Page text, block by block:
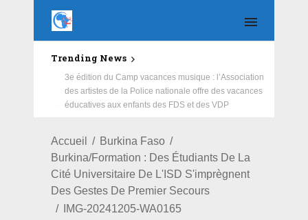
Trending News
Education : la fédération de la Russie rénove les
écoles primaire et collège du Camp Général
Aboubacar Sangoulé Lamizana
Accueil
Burkina Faso
Burkina/Formation : Des Étudiants De La
Cité Universitaire De L'ISD S'imprègnent
Des Gestes De Premier Secours
IMG-20241205-WA0165